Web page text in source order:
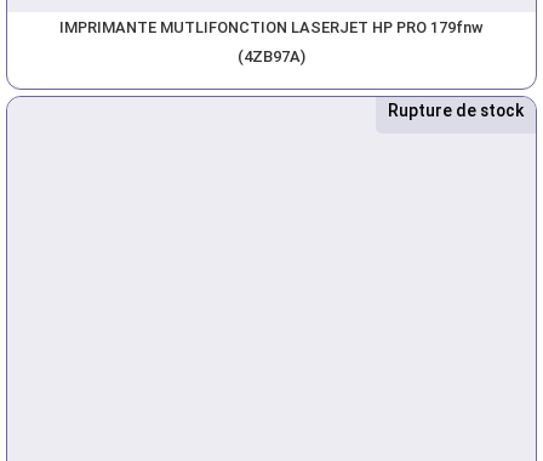
IMPRIMANTE MUTLIFONCTION LASERJET HP PRO 179fnw
(4ZB97A)
Nouveau
Rupture de stock